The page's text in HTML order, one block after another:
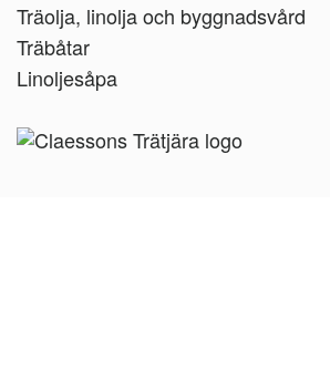
Träolja, linolja och byggnadsvård
Träbåtar
Linoljesåpa